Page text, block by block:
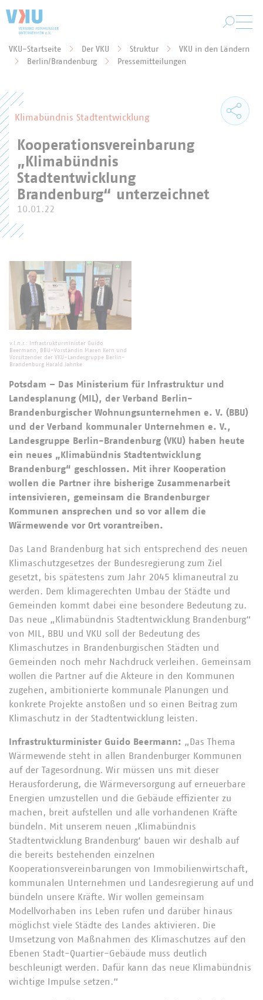
Sie befinden sich hier:
VKU-Startseite Der VKU Struktur
VKU in den Ländern
Berlin/Brandenburg
Pressemitteilungen
Klimabündnis Stadtentwicklung
Kooperationsvereinbarung
„Klimabündnis
Stadtentwicklung
Brandenburg“ unterzeichnet
10.01.22
v.l.n.r.: Infrastrukturminister Guido
Beermann, BBU-Vorständin Maren Kern und
Vorsitzender der VKU-Landesgruppe Berlin-
Brandenburg Harald Jahnke
Potsdam – Das Ministerium für Infrastruktur und
Landesplanung (MIL), der Verband Berlin-
Brandenburgischer Wohnungsunternehmen e. V. (BBU)
und der Verband kommunaler Unternehmen e. V.,
Landesgruppe Berlin-Brandenburg (VKU) haben heute
ein neues „Klimabündnis Stadtentwicklung
Brandenburg“ geschlossen. Mit ihrer Kooperation
wollen die Partner ihre bisherige Zusammenarbeit
intensivieren, gemeinsam die Brandenburger
Kommunen ansprechen und so vor allem die
Wärmewende vor Ort vorantreiben.
Das Land Brandenburg hat sich entsprechend des neuen
Klimaschutzgesetzes der Bundesregierung zum Ziel
gesetzt, bis spätestens zum Jahr 2045 klimaneutral zu
werden. Dem klimagerechten Umbau der Städte und
Gemeinden kommt dabei eine besondere Bedeutung zu.
Das neue „Klimabündnis Stadtentwicklung Brandenburg“
von MIL, BBU und VKU soll der Bedeutung des
Klimaschutzes in Brandenburgischen Städten und
Gemeinden noch mehr Nachdruck verleihen. Gemeinsam
wollen die Partner auf die Akteure in den Kommunen
zugehen, ambitionierte kommunale Planungen und
konkrete Projekte anstoßen und so einen Beitrag zum
Klimaschutz in der Stadtentwicklung leisten.
Infrastrukturminister Guido Beermann: „Das Thema
Wärmewende steht in allen Brandenburger Kommunen
auf der Tagesordnung. Wir müssen uns mit dieser
Herausforderung, die Wärmeversorgung auf erneuerbare
Energien umzustellen und die Gebäude effizienter zu
machen, breit aufstellen und alle vorhandenen Kräfte
bündeln. Mit unserem neuen ‚Klimabündnis
Stadtentwicklung Brandenburg‘ bauen wir deshalb auf
die bereits bestehenden einzelnen
Kooperationsvereinbarungen von Immobilienwirtschaft,
kommunalen Unternehmen und Landesregierung auf und
bündeln unsere Kräfte. Wir wollen gemeinsam
Modellvorhaben ins Leben rufen und darüber hinaus
möglichst viele Städte des Landes aktivieren. Die
Umsetzung von Maßnahmen des Klimaschutzes auf den
Ebenen Stadt-Quartier-Gebäude muss deutlich
beschleunigt werden. Dafür kann das neue Klimabündnis
wichtige Impulse setzen.“